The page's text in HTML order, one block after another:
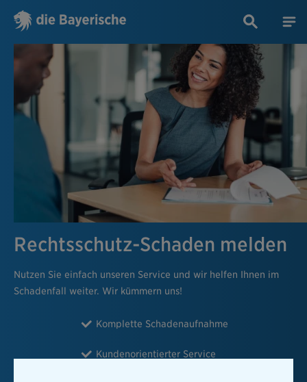
Rechtsschutz-Schaden melden
Nutzen Sie einfach unseren Service und wir helfen Ihnen im
Schadenfall weiter. Wir kümmern uns!
Komplette Schadenaufnahme
Kundenorientierter Service